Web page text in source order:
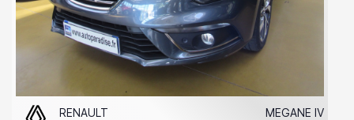
RENAULT
MEGANE IV